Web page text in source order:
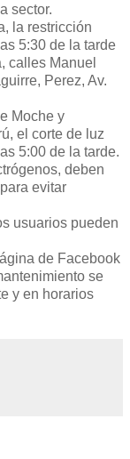
sector.
la restricción
5:30 de la tarde
calles Manuel
Perez, Av.
Moche y
el corte de luz
5:00 de la tarde.
deben
evitar
usuarios pueden
de Facebook
se
y en horarios